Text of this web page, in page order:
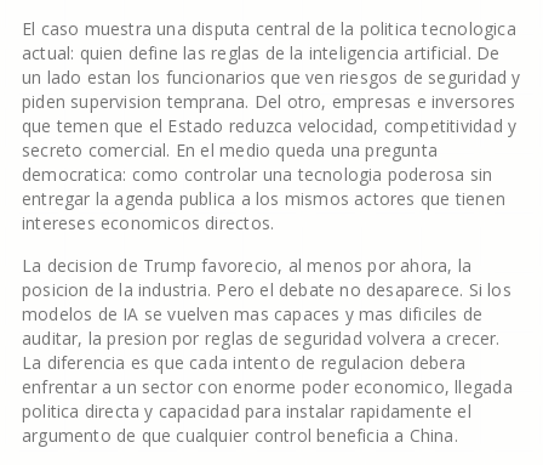
El caso muestra una disputa central de la politica tecnologica
actual: quien define las reglas de la inteligencia artificial. De
un lado estan los funcionarios que ven riesgos de seguridad y
piden supervision temprana. Del otro, empresas e inversores
que temen que el Estado reduzca velocidad, competitividad y
secreto comercial. En el medio queda una pregunta
democratica: como controlar una tecnologia poderosa sin
entregar la agenda publica a los mismos actores que tienen
intereses economicos directos.
La decision de Trump favorecio, al menos por ahora, la
posicion de la industria. Pero el debate no desaparece. Si los
modelos de IA se vuelven mas capaces y mas dificiles de
auditar, la presion por reglas de seguridad volvera a crecer.
La diferencia es que cada intento de regulacion debera
enfrentar a un sector con enorme poder economico, llegada
politica directa y capacidad para instalar rapidamente el
argumento de que cualquier control beneficia a China.